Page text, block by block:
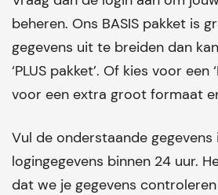
beheren. Ons BASIS pakket is
gegevens uit te breiden dan
‘PLUS pakket’. Of kies voor een
voor een extra groot formaat
Vul de onderstaande gegevens
logingegevens binnen 24 uur.
dat we je gegevens